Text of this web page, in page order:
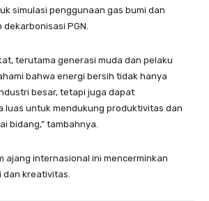
simulasi penggunaan gas bumi dan
PGN.
terutama generasi muda dan pelaku
bahwa energi bersih tidak hanya
besar, tetapi juga dapat
luas untuk mendukung produktivitas dan
bidang,” tambahnya.
ajang internasional ini mencerminkan
kreativitas.